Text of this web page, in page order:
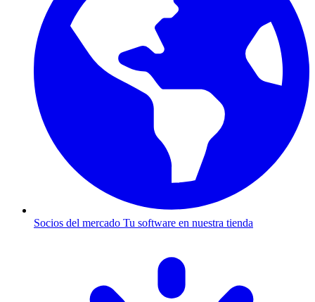
Socios del mercado Tu software en nuestra tienda